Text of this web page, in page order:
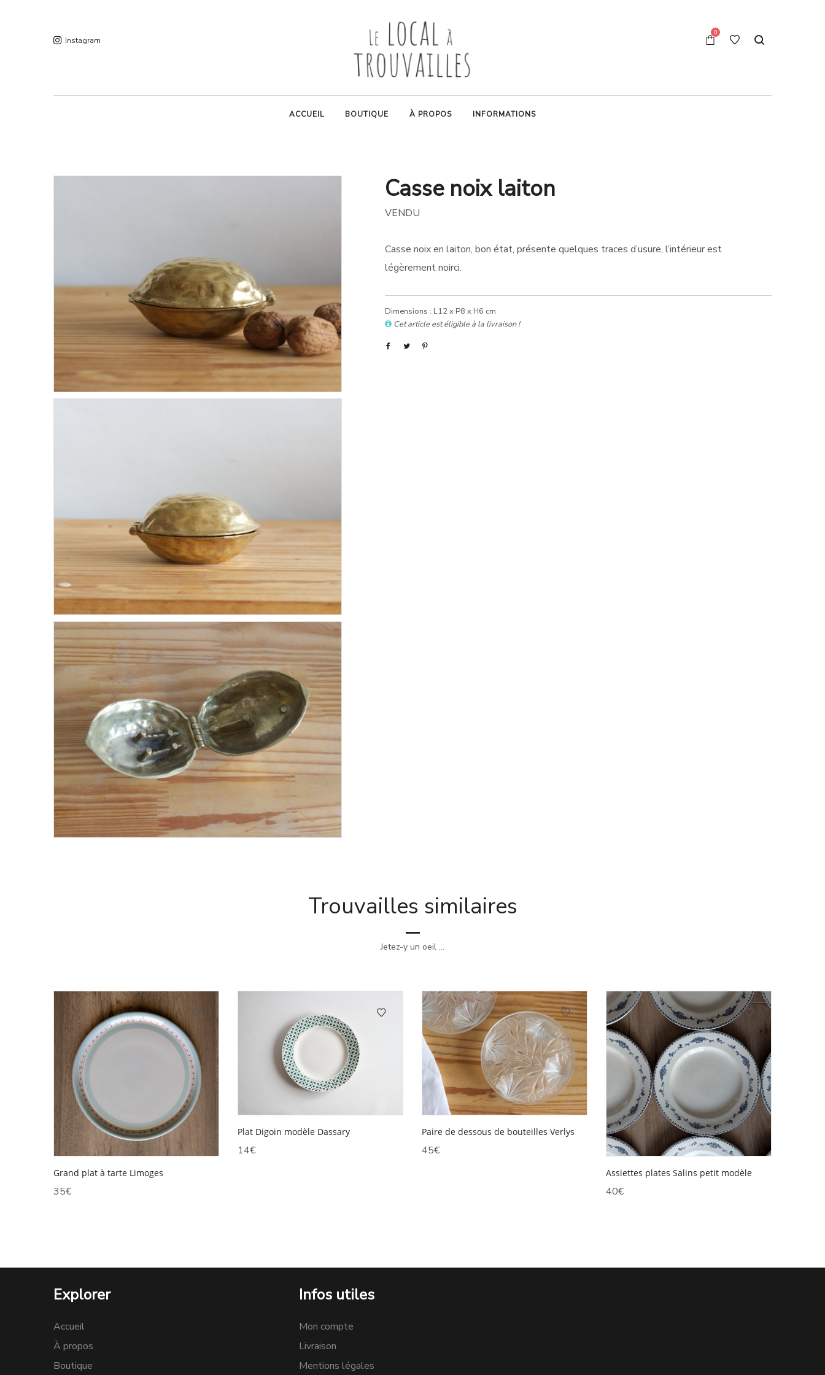
Instagram
0
ACCUEIL BOUTIQUE À PROPOS INFORMATIONS
Casse noix laiton
VENDU
Casse noix en laiton, bon état, présente quelques traces d’usure, l’intérieur est
légèrement noirci.
Dimensions : L12 x P8 x H6 cm
Cet article est éligible à la livraison !
Trouvailles similaires
Jetez-y un oeil ...
Grand plat à tarte Limoges
35€
Plat Digoin modèle Dassary
14€
Paire de dessous de bouteilles Verlys
45€
Assiettes plates Salins petit modèle
40€
Explorer
Accueil
À propos
Boutique
Infos utiles
Mon compte
Livraison
Mentions légales